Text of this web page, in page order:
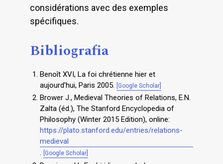
considérations avec des exemples
spécifiques.
Bibliografia
Benoît XVI, La foi chrétienne hier et
aujourd’hui, Paris 2005.
[Google Scholar]
Brower J., Medieval Theories of Relations, E.N.
Zalta (éd.), The Stanford Encyclopedia of
Philosophy (Winter 2015 Edition), online:
https://plato.stanford.edu/entries/relations-
medieval
.
[Google Scholar]